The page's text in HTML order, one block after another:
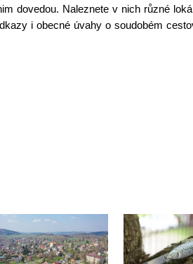
dovedou. Naleznete v nich různé
i obecné úvahy o soudobém